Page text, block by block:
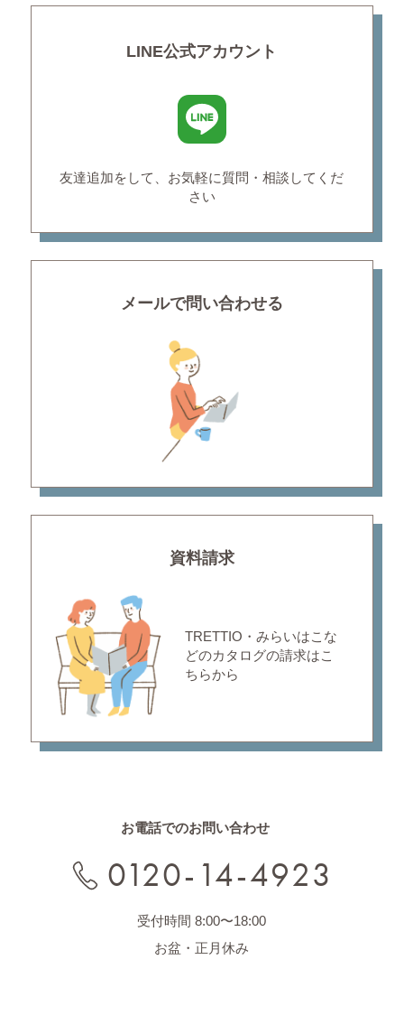
LINE公式アカウント
友達追加をして、お気軽に質問・相談してくだ
さい
メールで問い合わせる
資料請求
TRETTIO・みらいはこな
どのカタログの請求はこ
ちらから
お電話でのお問い合わせ
0120-14-4923
受付時間 8:00〜18:00
お盆・正月休み